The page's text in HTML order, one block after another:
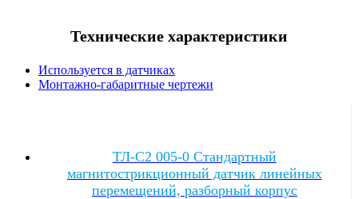
Технические характеристики
Используется в датчиках
Монтажно-габаритные чертежи
ТЛ-C2 005-0 Стандартный
магнитострикционный датчик линейных
перемещений, разборный корпус